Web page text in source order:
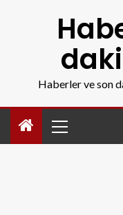
Haberler ve son